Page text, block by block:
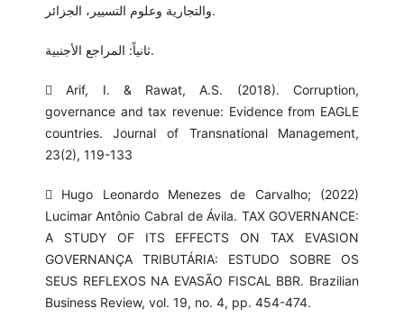
والتجارية وعلوم التسيير، الجزائر.
ثانياً: المراجع الأجنبية.
 Arif, I. & Rawat, A.S. (2018). Corruption,
governance and tax revenue: Evidence from EAGLE
countries. Journal of Transnational Management,
23(2), 119-133
 Hugo Leonardo Menezes de Carvalho; (2022)
Lucimar Antônio Cabral de Ávila. TAX GOVERNANCE:
A STUDY OF ITS EFFECTS ON TAX EVASION
GOVERNANÇA TRIBUTÁRIA: ESTUDO SOBRE OS
SEUS REFLEXOS NA EVASÃO FISCAL BBR. Brazilian
Business Review, vol. 19, no. 4, pp. 454-474.